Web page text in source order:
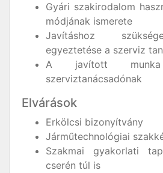
Gyári szakirodalom
módjának ismerete
Javításhoz
egyeztetése a szerviz
A javított
szerviztanácsadónak
Elvárások
Erkölcsi bizonyítvány
Járműtechnológiai
Szakmai gyakorlati
cserén túl is